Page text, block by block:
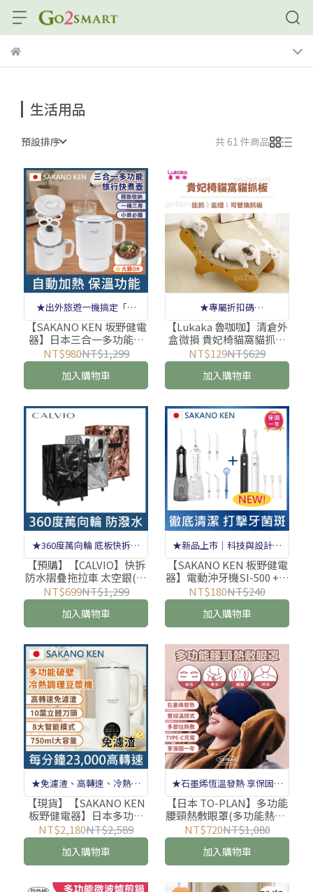
生活用品
預設排序 共 61 件商品
★出外旅遊一機搞定「煮
水、烹煮、盛裝」官網加贈
洗碗布★
【SAKANO KEN 坂野健電
器】日本三合一多功能旅
行快煮壺(快煮壺推薦/電熱
水壺推薦/旅行用快煮壺/電
水壺推薦)
NT$980NT$1,299
加入購物車
★專屬折扣碼
【LUKAKACAT】★
【Lukaka 魯咖咖】清倉外
盒微損 貴妃椅貓窩貓抓板
(貓抓板/貓抓窩/貓躺椅/瓦
楞紙)
NT$129NT$629
加入購物車
★360度萬向輪 底板快拆設
計★
【預購】【CALVIO】快拆
防水摺疊拖拉車 太空銀(買
菜車/購物車/旅行袋/手提
拉桿包/收納包)
NT$699NT$1,299
加入購物車
★新品上市｜科技與設計兼
具的智慧潔牙首選★
【SAKANO KEN 板野健電
器】電動沖牙機SI-500 +音
波電動牙刷STB-2000 1+1
特惠組 (沖牙機/洗牙器/電
動牙刷/潔牙機/噴牙機)
NT$180NT$240
加入購物車
★免濾渣、高轉速、冷熱兩
用、極簡美學 ★贈洗碗布★
【現貨】【SAKANO KEN
板野健電器】日本多功能
破壁冷熱調理豆漿機(破壁
豆漿機/破壁機/破壁機推
薦/豆漿機推薦/豆漿研磨
機)
NT$2,180NT$2,589
加入購物車
★石墨烯恆溫發熱 享保固一
年★
【日本 TO-PLAN】多功能
腰頸熱敷眼罩(多功能熱敷/
腰頸熱敷/石墨烯眼罩/暖宮
帶/熱敷墊/雙段溫控/恆溫
發熱)
NT$720NT$1,080
加入購物車